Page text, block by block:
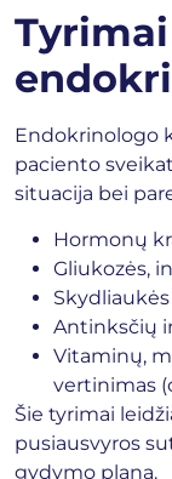
Endokrinologo
paciento
situacija bei
Hormonų
Gliukozės,
Antinksčių
Vitaminų,
vertinimas
Šie tyrimai
pusiausvyros
gydymo planą.